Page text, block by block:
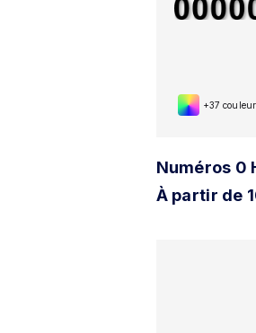
+37
Numéros 0
À partir de